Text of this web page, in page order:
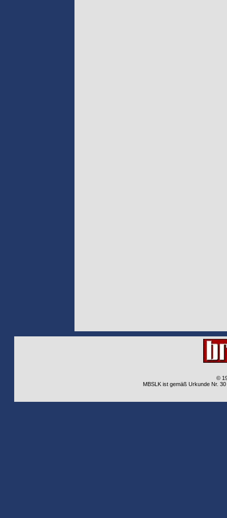
©
MBSLK ist gemäß Urkunde Nr.